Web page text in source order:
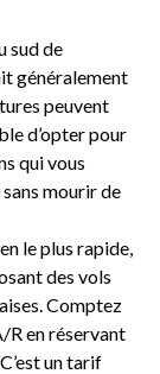
sud de
généralement
peuvent
d’opter pour
qui vous
mourir de
le plus rapide,
des vols
Comptez
R en réservant
un tarif